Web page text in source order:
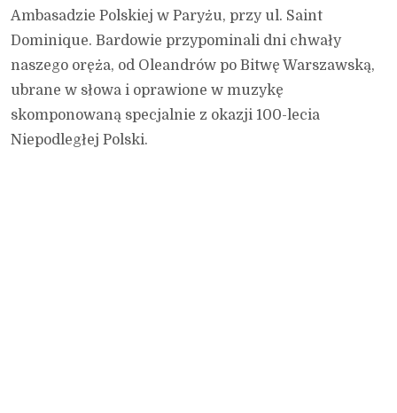
Ambasadzie Polskiej w Paryżu, przy ul. Saint
Dominique. Bardowie przypominali dni chwały
naszego oręża, od Oleandrów po Bitwę Warszawską,
ubrane w słowa i oprawione w muzykę
skomponowaną specjalnie z okazji 100-lecia
Niepodległej Polski.